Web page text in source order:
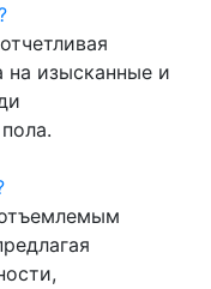
изысканные и